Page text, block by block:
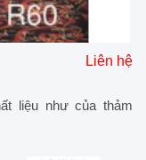
Liên hệ
liệu như của thảm